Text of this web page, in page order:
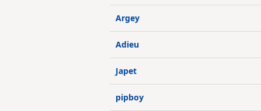
Argey
Adieu
Japet
pipboy